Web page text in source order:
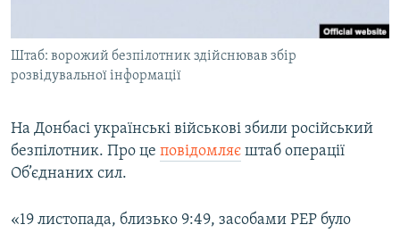
ІНФОГРАФІКА
ДОЛУЧАЙСЯ!
Усі сайти RFE/RL
Штаб: ворожий безпілотник здійснював збір
розвідувальної інформації
На Донбасі українські військові збили російський
безпілотник. Про це повідомляє штаб операції
Об’єднаних сил.
«19 листопада, близько 9:49, засобами РЕР було